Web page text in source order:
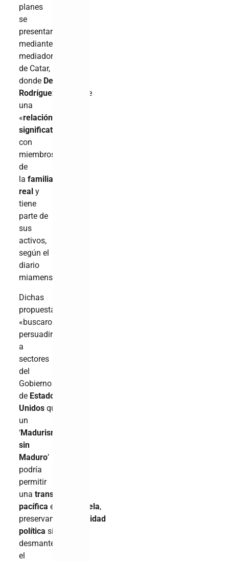
planes
se
presentaron
mediante
mediadores
de Catar,
donde Delcy
Rodríguez
mantiene
una
«relación
significativa
con
miembros
de
lafamilia
real y
tiene
parte de
sus
activos,
según el
diario
miamense.
Dichas
propuestas
«buscaron
persuadir
a
sectores
del
Gobierno
de Estados
Unidos que
un
‘Madurismo
sin
Maduro’
podría
permitir
unatransición
pacífica en Venezuela,
preservando
estabilidad
política sin
desmantelar
el